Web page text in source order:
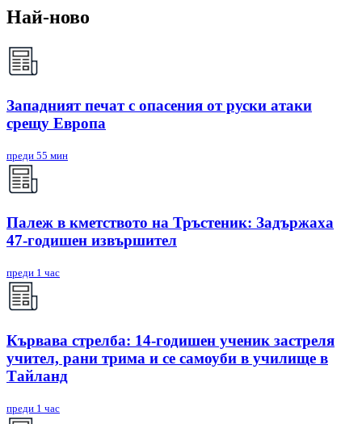
Най-ново
Западният печат с опасения от руски атаки
срещу Европа
преди 55 мин
Палеж в кметството на Тръстеник: Задържаха
47-годишен извършител
преди 1 час
Кървава стрелба: 14-годишен ученик застреля
учител, рани трима и се самоуби в училище в
Тайланд
преди 1 час